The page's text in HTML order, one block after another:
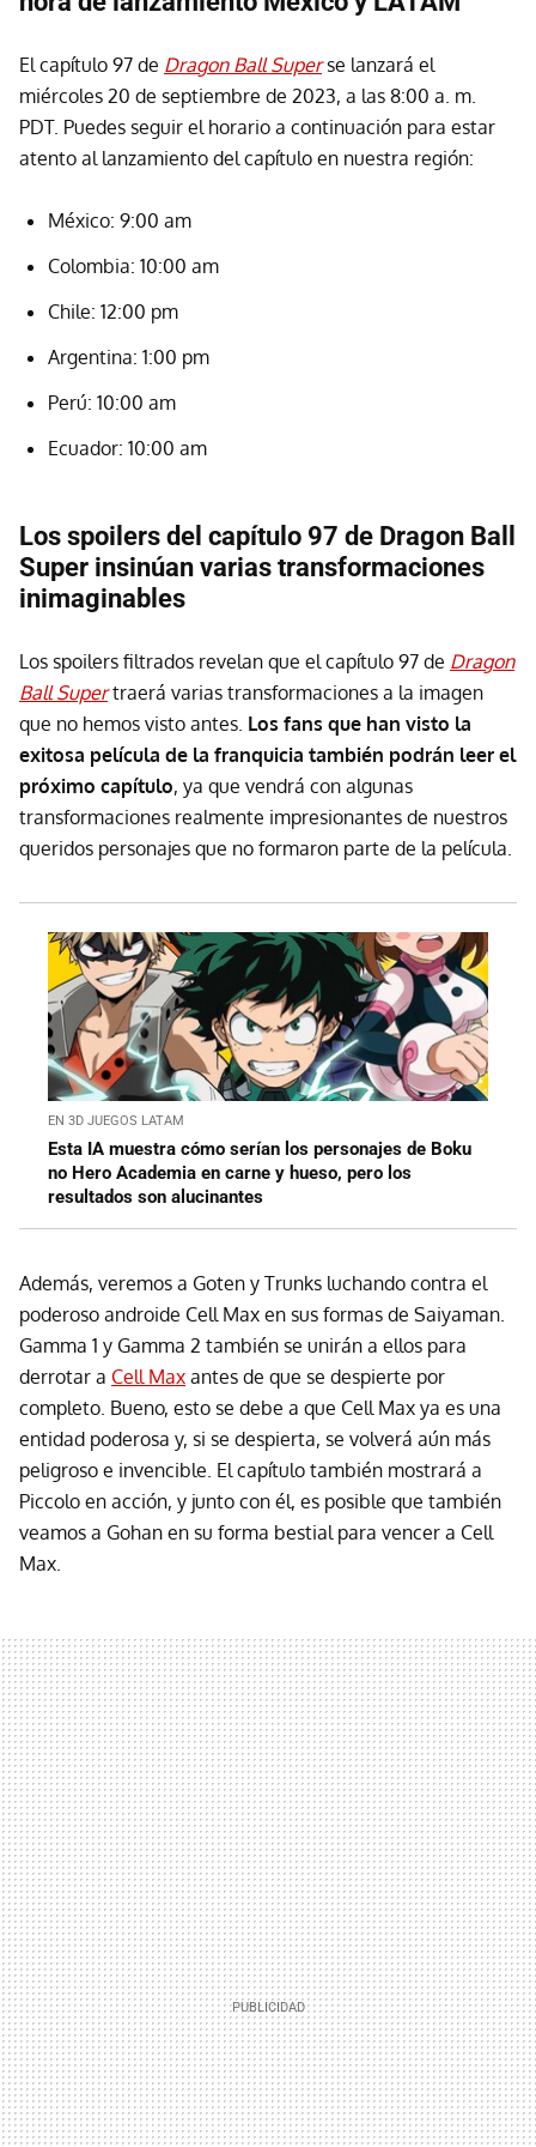
El capítulo 97 de Dragon Ball Superse lanzará el
miércoles 20 de septiembre de 2023, a las 8:00 a. m.
PDT. Puedes seguir el horario a continuación para estar
atento al lanzamiento del capítulo en nuestra región:
México: 9:00 am
Colombia: 10:00 am
Chile: 12:00 pm
Argentina: 1:00 pm
Perú: 10:00 am
Ecuador: 10:00 am
Los spoilers del capítulo 97 de Dragon Ball
Super insinúan varias transformaciones
inimaginables
Los spoilers filtrados revelan que el capítulo 97 de Dragon
Ball Supertraerá varias transformaciones a la imagen
que no hemos visto antes. Los fans que han visto la
exitosa película de la franquicia también podrán leer el
próximo capítulo, ya que vendrá con algunas
transformaciones realmente impresionantes de nuestros
queridos personajes que no formaron parte de la película.
EN 3D JUEGOS LATAM
Esta IA muestra cómo serían los personajes de Boku
no Hero Academia en carne y hueso, pero los
resultados son alucinantes
Además, veremos a Goten y Trunks luchando contra el
poderoso androide Cell Max en sus formas de Saiyaman.
Gamma 1 y Gamma 2 también se unirán a ellos para
derrotar a Cell Max antes de que se despierte por
completo. Bueno, esto se debe a que Cell Max ya es una
entidad poderosa y, si se despierta, se volverá aún más
peligroso e invencible. El capítulo también mostrará a
Piccolo en acción, y junto con él, es posible que también
veamos a Gohan en su forma bestial para vencer a Cell
Max.